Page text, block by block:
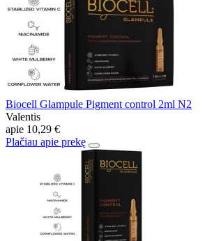
Biocell Glampule Pigment control 2ml N2
Valentis
apie 10,29 €
Plačiau apie prekę